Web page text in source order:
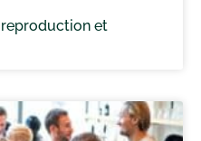
reproduction et